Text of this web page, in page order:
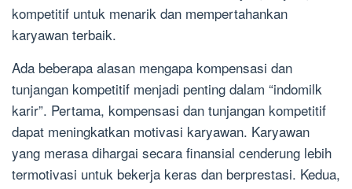
kompetitif untuk menarik dan mempertahankan
karyawan terbaik.
Ada beberapa alasan mengapa kompensasi dan
tunjangan kompetitif menjadi penting dalam “indomilk
karir”. Pertama, kompensasi dan tunjangan kompetitif
dapat meningkatkan motivasi karyawan. Karyawan
yang merasa dihargai secara finansial cenderung lebih
termotivasi untuk bekerja keras dan berprestasi. Kedua,